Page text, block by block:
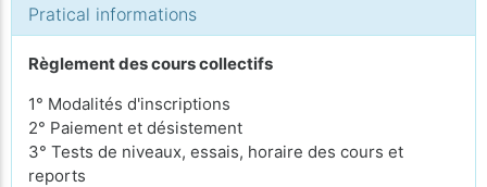
Pratical informations
Règlement des cours collectifs
1° Modalités d'inscriptions
2° Paiement et désistement
3° Tests de niveaux, essais, horaire des cours et
reports